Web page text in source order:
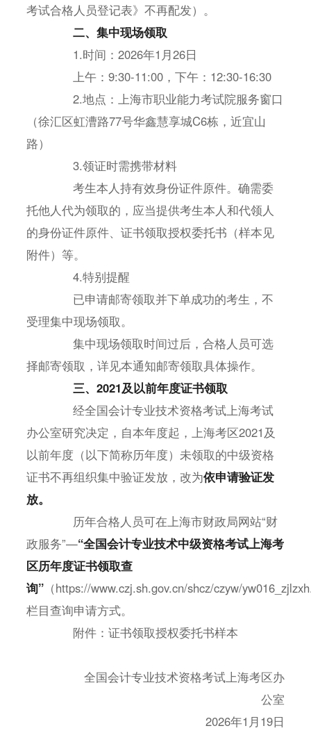
考试合格人员登记表》不再配发）。
二、集中现场领取
1.时间：2026年1月26日
上午：9:30-11:00，下午：12:30-16:30
2.地点：上海市职业能力考试院服务窗口
（徐汇区虹漕路77号华鑫慧享城C6栋，近宜山
路）
3.领证时需携带材料
考生本人持有效身份证件原件。确需委
托他人代为领取的，应当提供考生本人和代领人
的身份证件原件、证书领取授权委托书（样本见
附件）等。
4.特别提醒
已申请邮寄领取并下单成功的考生，不
受理集中现场领取。
集中现场领取时间过后，合格人员可选
择邮寄领取，详见本通知邮寄领取具体操作。
三、2021及以前年度证书领取
经全国会计专业技术资格考试上海考试
办公室研究决定，自本年度起，上海考区2021及
以前年度（以下简称历年度）未领取的中级资格
证书不再组织集中验证发放，改为依申请验证发
放。
历年合格人员可在上海市财政局网站“财
政服务”—“全国会计专业技术中级资格考试上海考
区历年度证书领取查
询”（https://www.czj.sh.gov.cn/shcz/czyw/
栏目查询申请方式。
附件：证书领取授权委托书样本
全国会计专业技术资格考试上海考区办
公室
2026年1月19日